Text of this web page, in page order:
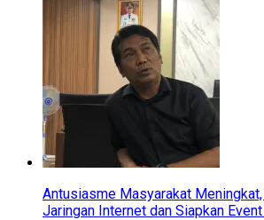
Antusiasme Masyarakat
Jaringan Internet dan Siapkan